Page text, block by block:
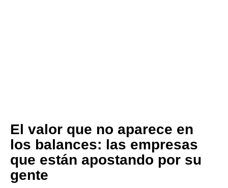
El valor que no aparece en
los balances: las empresas
que están apostando por su
gente